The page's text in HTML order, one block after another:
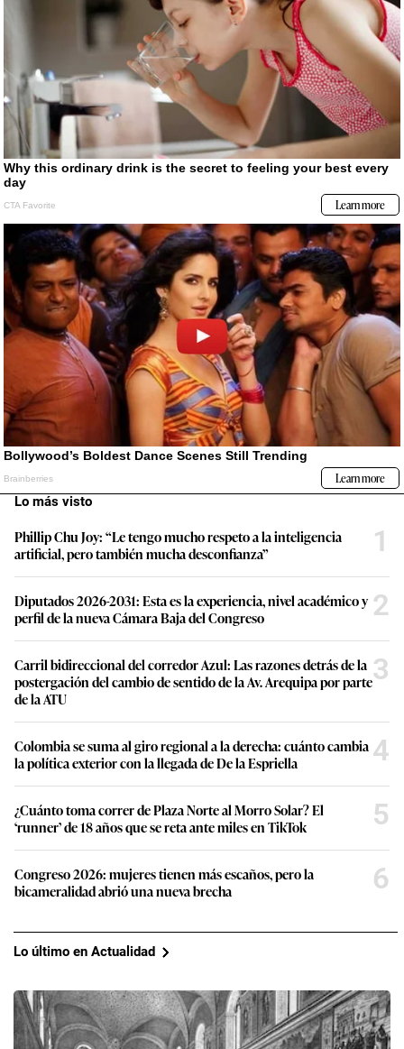
Lo más visto
Phillip Chu Joy: “Le tengo mucho respeto a la inteligencia
artificial, pero también mucha desconfianza”
1
Diputados 2026-2031: Esta es la experiencia, nivel académico y
perfil de la nueva Cámara Baja del Congreso
2
Carril bidireccional del corredor Azul: Las razones detrás de la
postergación del cambio de sentido de la Av. Arequipa por parte
de la ATU
3
Colombia se suma al giro regional a la derecha: cuánto cambia
la política exterior con la llegada de De la Espriella
4
¿Cuánto toma correr de Plaza Norte al Morro Solar? El
‘runner’ de 18 años que se reta ante miles en TikTok
5
Congreso 2026: mujeres tienen más escaños, pero la
bicameralidad abrió una nueva brecha
6
Lo último en Actualidad